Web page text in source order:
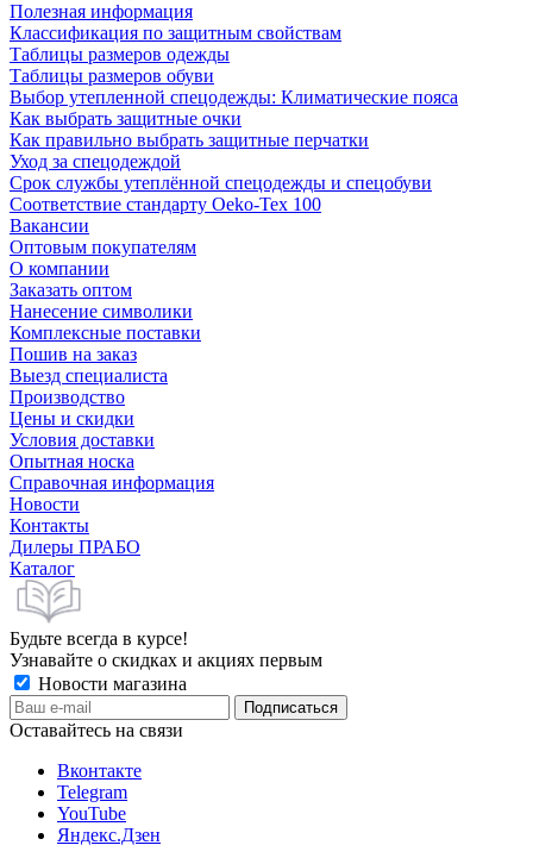
Полезная информация
Классификация по защитным свойствам
Таблицы размеров одежды
Таблицы размеров обуви
Выбор утепленной спецодежды: Климатические пояса
Как выбрать защитные очки
Как правильно выбрать защитные перчатки
Уход за спецодеждой
Срок службы утеплённой спецодежды и спецобуви
Соответствие стандарту Oeko-Tex 100
Вакансии
Оптовым покупателям
О компании
Заказать оптом
Нанесение символики
Комплексные поставки
Пошив на заказ
Выезд специалиста
Производство
Цены и скидки
Условия доставки
Опытная носка
Справочная информация
Новости
Контакты
Дилеры ПРАБО
Каталог
Будьте всегда в курсе!
Узнавайте о скидках и акциях первым
Новости магазина
Оставайтесь на связи
Вконтакте
Telegram
YouTube
Яндекс.Дзен